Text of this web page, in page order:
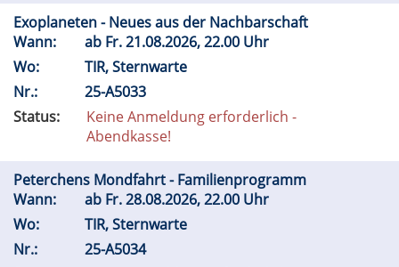
Exoplaneten - Neues aus der Nachbarschaft
Wann:
ab Fr.21.08.2026, 22.00 Uhr
Wo:
TIR, Sternwarte
Nr.:
25-A5033
Status:
Keine Anmeldung erforderlich -
Abendkasse!
Peterchens Mondfahrt - Familienprogramm
Wann:
ab Fr.28.08.2026, 22.00 Uhr
Wo:
TIR, Sternwarte
Nr.:
25-A5034